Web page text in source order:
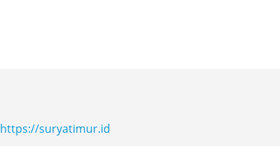
https://suryatimur.id